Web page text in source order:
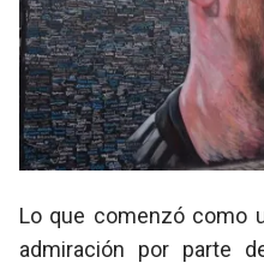
Lo que comenzó como
admiración por parte